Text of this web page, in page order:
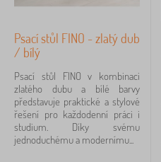
MDF
4
kov
1
masiv / lamino
1
plast
1
Psací stůl FINO - zlatý dub
/ bílý
Psací stůl FINO v kombinaci
zlatého dubu a bílé barvy
představuje praktické a stylové
řešení pro každodenní práci i
studium. Díky svému
jednoduchému a modernímu...